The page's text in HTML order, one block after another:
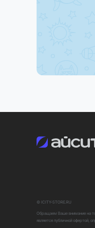
© ICITY-STORE.RU
Обращаем Ваше внимание на
является публичной офертой,